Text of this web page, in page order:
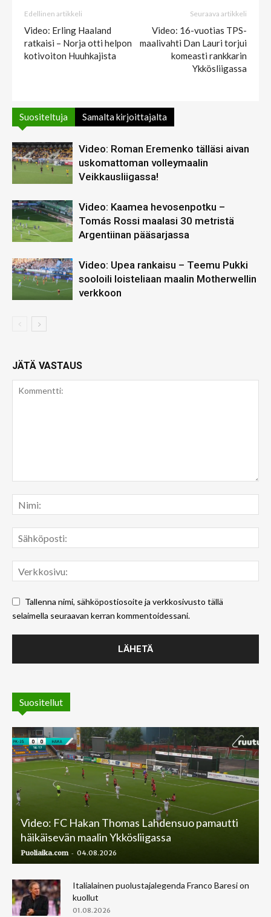
Edellinen artikkeli
Video: Erling Haaland
ratkaisi – Norja otti helpon
kotivoiton Huuhkajista
Seuraava artikkeli
Video: 16-vuotias TPS-
maalivahti Dan Lauri torjui
komeasti rankkarin
Ykkösliigassa
Suositeltuja Samalta kirjoittajalta
Video: Roman Eremenko tälläsi aivan
uskomattoman volleymaalin
Veikkausliigassa!
Video: Kaamea hevosenpotku –
Tomás Rossi maalasi 30 metristä
Argentiinan pääsarjassa
Video: Upea rankaisu – Teemu Pukki
sooloili loisteliaan maalin Motherwellin
verkkoon
JÄTÄ VASTAUS
Tallenna nimi, sähköpostiosoite ja verkkosivusto tällä
selaimella seuraavan kerran kommentoidessani.
Suositellut
Video: FC Hakan Thomas Lahdensuo pamautti
häikäisevän maalin Ykkösliigassa
Puoliaika.com - 04.08.2026
Italialainen puolustajalegenda Franco Baresi on
kuollut
01.08.2026